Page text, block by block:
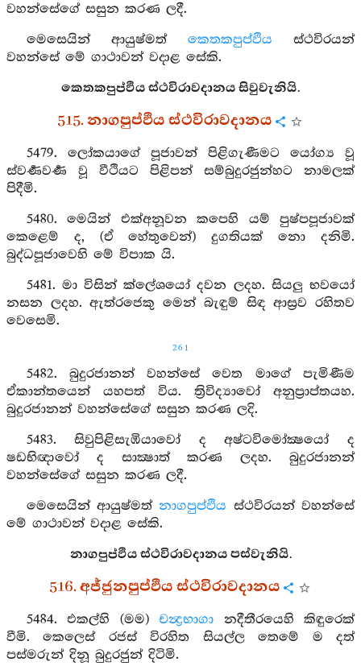
වහන්සේගේ සසුන කරණ ලදී.
මෙසෙයින් ආයුෂ්මත් කෙතකපුප්ඵිය ස්ථවිරයන්
වහන්සේ මේ ගාථාවන් වදාළ සේකි.
කෙතකපුප්ඵිය ස්ථවිරාවදානය සිවුවැනියි.
515. නාගපුප්ඵිය ස්ථවිරාවදානය
5479. ලෝකයාගේ පූජාවන් පිළිගැණීමට යෝග්‍ය වූ
ස්වර්‍ණවර්‍ණ වූ වීථියට පිළිපන් සම්බුදුරජුන්හට නාමලක්
පිදීමි.
5480. මෙයින් එක්අනූවන කපෙහි යම් පුෂ්පපූජාවක්
කෙළෙම් ද, (ඒ හේතුවෙන්) දුගතියක් නො දනිමි.
බුද්ධපූජාවෙහි මේ විපාක යි.
5481. මා විසින් ක්ලේශයෝ දවන ලදහ. සියලු භවයෝ
නසන ලදහ. ඇත්රජෙකු මෙන් බැඳුම් සිඳ ආස්‍රව රහිතව
වෙසෙමි.
261
5482. බුදුරජානන් වහන්සේ වෙත මාගේ පැමිණීම
ඒකාන්තයෙන් යහපත් විය. ත්‍රිවිද්‍යාවෝ අනුප්‍රාප්තයහ.
බුදුරජානන් වහන්සේගේ සසුන කරණ ලදි.
5483. සිවුපිළිසැඹියාවෝ ද අෂ්ටවිමෝක්‍ෂයෝ ද
ෂඩභිඥාවෝ ද සාක්‍ෂාත් කරණ ලදහ. බුදුරජානන්
වහන්සේගේ සසුන කරණ ලදී.
මෙසෙයින් ආයුෂ්මත්නාගපුප්ඵිය ස්ථවිරයන් වහන්සේ
මේ ගාථාවන් වදාළ සේකි.
නාගපුප්ඵිය ස්ථවිරාවදානය පස්වැනියි.
516. අජ්ජුනපුප්ඵිය ස්ථවිරාවදානය
5484. එකල්හි (මම)චන්‍ද්‍රභාගා නදීතීරයෙහි කිඳුරෙක්
වීමි. කෙලෙස් රජස් විරහිත සියල්ල තෙමේ ම දත්
පස්මරුන් දිනූ බුදුරජුන් දිටිමි.